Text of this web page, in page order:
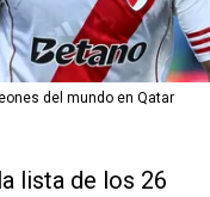
del mundo en Qatar
lista de los 26